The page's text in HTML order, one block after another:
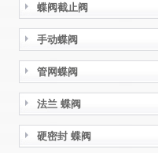
蝶阀截止阀
手动蝶阀
管网蝶阀
法兰 蝶阀
硬密封 蝶阀